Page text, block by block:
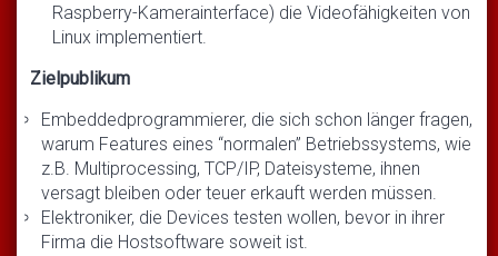
Raspberry-Kamerainterface) die Videofähigkeiten von
Linux implementiert.
Zielpublikum
Embeddedprogrammierer, die sich schon länger fragen,
warum Features eines “normalen” Betriebssystems, wie
z.B. Multiprocessing, TCP/IP, Dateisysteme, ihnen
versagt bleiben oder teuer erkauft werden müssen.
Elektroniker, die Devices testen wollen, bevor in ihrer
Firma die Hostsoftware soweit ist.